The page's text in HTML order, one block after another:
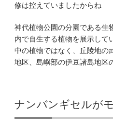
修は控えていましたからね
神代植物公園の分園である生
内で自生する植物を展示して
中の植物ではなく、丘陵地の
地区、島嶼部の伊豆諸島地区
ナンバンギセルが